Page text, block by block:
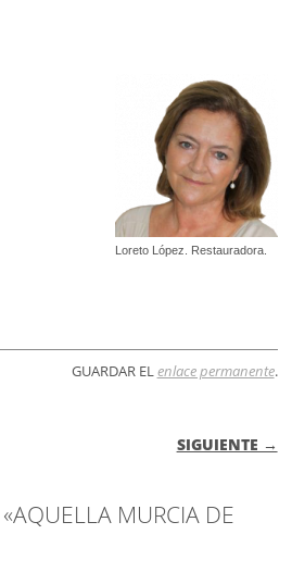
Loreto López. Restauradora.
GUARDAR ELenlace permanente.
DE ENTRADAS
SIGUIENTE →
MURCIA DE